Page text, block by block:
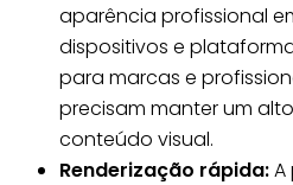
aparência profissional
dispositivos e
para marcas e
precisam manter um
conteúdo visual.
Renderização rápida:A